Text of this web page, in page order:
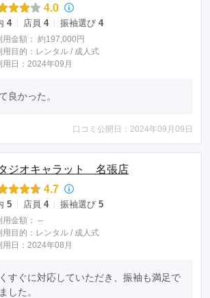
4.0
4 店員 4 振袖選び 4
用金額： 約197,000円
用目的： レンタル / 成人式
用日：2024年09月
良かった。
口コミ公開日：2024年09月09日
ジオキャラット 名張店
4.7
5 店員 4 振袖選び 5
用金額： --
用目的： レンタル / 成人式
用日：2024年08月
すぐに対応していただき、振袖も満足で
した。